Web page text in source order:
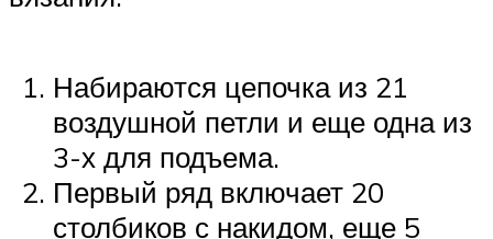
Набираются цепочка из 21
воздушной петли и еще одна из
3-х для подъема.
Первый ряд включает 20
столбиков с накидом, еще 5